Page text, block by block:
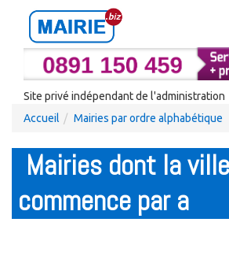
Site privé indépendant de l'administration
Accueil
Mairies par ordre alphabétique
Mairies dont la ville
commence par a